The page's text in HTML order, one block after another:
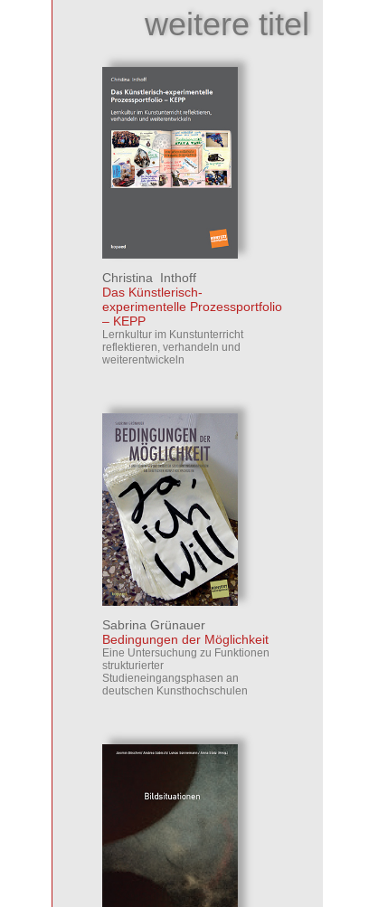
weitere titel
Christina Inthoff
Das Künstlerisch-
experimentelle Prozessportfolio
– KEPP
Lernkultur im Kunstunterricht
reflektieren, verhandeln und
weiterentwickeln
Sabrina Grünauer
Bedingungen der Möglichkeit
Eine Untersuchung zu Funktionen
strukturierter
Studieneingangsphasen an
deutschen Kunsthochschulen